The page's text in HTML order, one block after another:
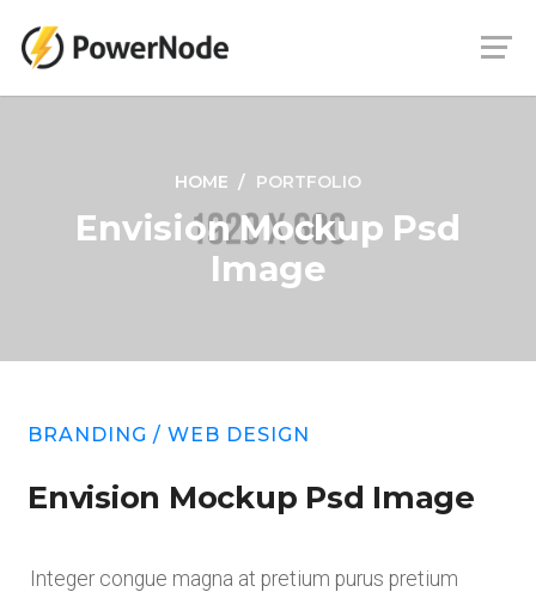
HOME PORTFOLIO
Envision Mockup Psd
Image
BRANDING / WEB DESIGN
Envision Mockup Psd Image
Integer congue magna at pretium purus pretium